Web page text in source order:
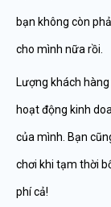
bạn không còn
cho mình nữa rồi.
Lượng khách
hoạt động kinh
của mình. Bạn
chơi khi tạm thời
phí cả!